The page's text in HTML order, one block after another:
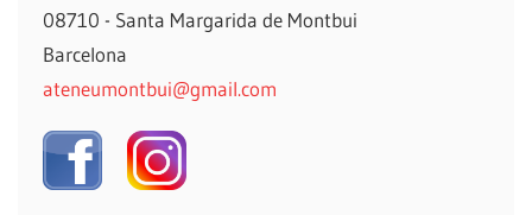
08710 - Santa Margarida de Montbui
Barcelona
ateneumontbui@gmail.com